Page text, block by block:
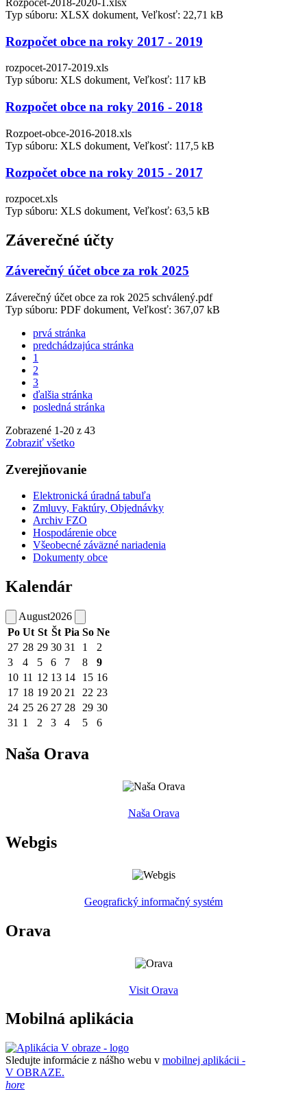
Rozpocet-2018-2020-1.xlsx
Typ súboru: XLSX dokument, Veľkosť: 22,71 kB
Rozpočet obce na roky 2017 - 2019
rozpocet-2017-2019.xls
Typ súboru: XLS dokument, Veľkosť: 117 kB
Rozpočet obce na roky 2016 - 2018
Rozpoet-obce-2016-2018.xls
Typ súboru: XLS dokument, Veľkosť: 117,5 kB
Rozpočet obce na roky 2015 - 2017
rozpocet.xls
Typ súboru: XLS dokument, Veľkosť: 63,5 kB
Záverečné účty
Záverečný účet obce za rok 2025
Záverečný účet obce za rok 2025 schválený.pdf
Typ súboru: PDF dokument, Veľkosť: 367,07 kB
prvá stránka
predchádzajúca stránka
1
2
3
ďalšia stránka
posledná stránka
Zobrazené 1-20 z 43
Zobraziť všetko
Zverejňovanie
Elektronická úradná tabuľa
Zmluvy, Faktúry, Objednávky
Archiv FZO
Hospodárenie obce
Všeobecné záväzné nariadenia
Dokumenty obce
Kalendár
August2026
Po Ut St Št Pia So Ne
27 28 29 30 31 1
2
3
4 5 6 7 8
9
10 11 12 13 14 15 16
17 18 19 20 21 22 23
24 25 26 27 28 29 30
31 1 2 3 4 5 6
Naša Orava
Naša Orava
Webgis
Geografický informačný systém
Orava
Visit Orava
Mobilná aplikácia
Sledujte informácie z nášho webu v mobilnej aplikácii -
V OBRAZE.
hore